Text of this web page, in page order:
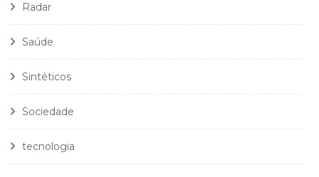
Radar
Saúde
Sintéticos
Sociedade
tecnologia